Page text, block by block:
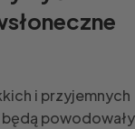
i przyjemnych
powodowały